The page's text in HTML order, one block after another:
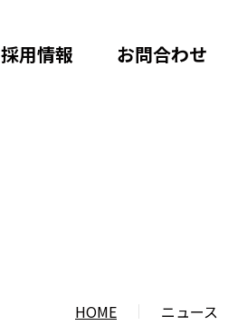
採用情報 お問合わせ
HOME ニュース